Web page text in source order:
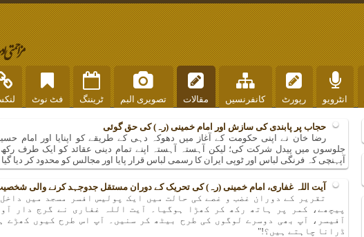
انٹرویو رپورٹ کانفرنسیں مقالات تصویری البم ٹریننگ فٹ نوٹ
حجاب پر پابندی کی سازش اور امام خمینی (رہ) کی حق گوئی
رضا خان نے اپنی حکومت کے آغاز میں دھوکہ دہی کے طریقے کو اپنایا اور امام
جلوسوں میں پیدل شرکت کی؛ لیکن آہستہ آہستہ اپنے تمام دینی عقائد کو ایک طرف رکھ
آپہنچی کہ فرنگی لباس اور ٹوپی ایران کا رسمی لباس قرار پایا اور مجالس کو محدود کر دیا
آیت اللہ غفاری، امام خمینی (رہ) کی تحریک کے دوران مستقل جدوجہد کرنے والی
تقریر کے دوران غضب و غصے کی حالت میں ایک پولیس افسر مسجد میں
پیچھے، کمر پر ہاتھ رکھ کر کھڑا ہوگیا۔ آیت اللہ غفاری نے گرج دار
آفیسر، آپ بھی دوسرے لوگوں کی طرح بیٹھ کر سنیں۔ آپ اس طرح کیوں کھڑے
ڈرانا چاہتے ہیں؟!"